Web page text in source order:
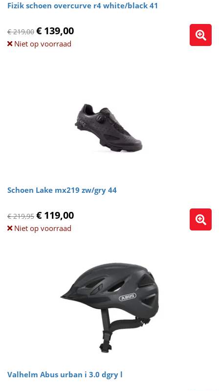
Fizik schoen overcurve r4 white/black 41
€ 219,00 € 139,00
Niet op voorraad
Schoen Lake mx219 zw/gry 44
€ 219,95 € 119,00
Niet op voorraad
Valhelm Abus urban i 3.0 dgry l